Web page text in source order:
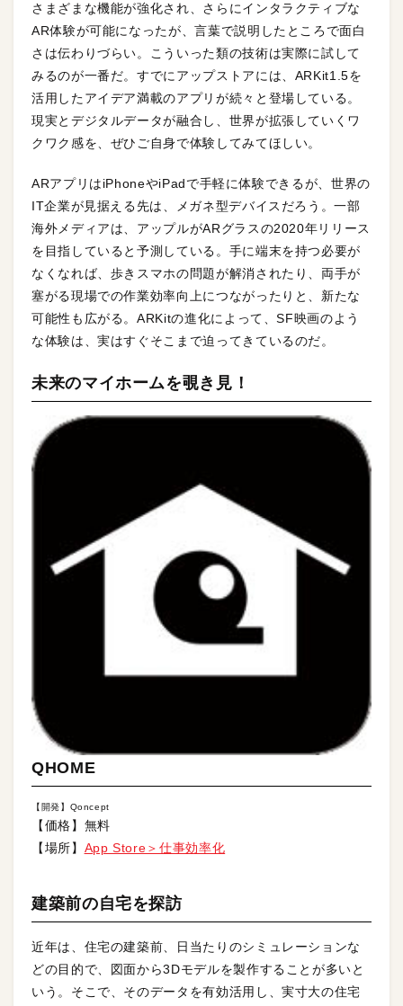
さまざまな機能が強化され、さらにインタラクティブな
AR体験が可能になったが、言葉で説明したところで面白
さは伝わりづらい。こういった類の技術は実際に試して
みるのが一番だ。すでにアップストアには、ARKit1.5を
活用したアイデア満載のアプリが続々と登場している。
現実とデジタルデータが融合し、世界が拡張していくワ
クワク感を、ぜひご自身で体験してみてほしい。
ARアプリはiPhoneやiPadで手軽に体験できるが、世界の
IT企業が見据える先は、メガネ型デバイスだろう。一部
海外メディアは、アップルがARグラスの2020年リリース
を目指していると予測している。手に端末を持つ必要が
なくなれば、歩きスマホの問題が解消されたり、両手が
塞がる現場での作業効率向上につながったりと、新たな
可能性も広がる。ARKitの進化によって、SF映画のよう
な体験は、実はすぐそこまで迫ってきているのだ。
未来のマイホームを覗き見！
QHOME
【開発】Qoncept
【価格】無料
【場所】 App Store＞仕事効率化
建築前の自宅を探訪
近年は、住宅の建築前、日当たりのシミュレーションな
どの目的で、図面から3Dモデルを製作することが多いと
いう。そこで、そのデータを有効活用し、実寸大の住宅